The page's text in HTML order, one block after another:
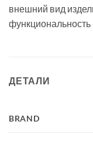
внешний вид
функциональность
ДЕТАЛИ
BRAND